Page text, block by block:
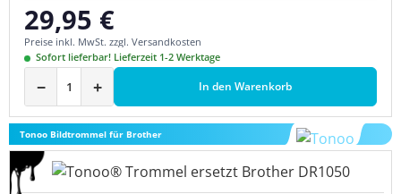
Regulärer Preis:
29,95 €
Preise inkl. MwSt. zzgl. Versandkosten
Sofort lieferbar! Lieferzeit 1-2 Werktage
− + In den Warenkorb
Tonoo Bildtrommel für Brother